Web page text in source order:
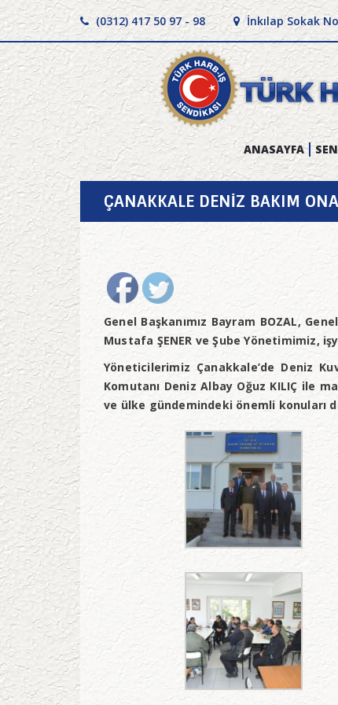
(0312) 417 50 97 - 98 İnkılap Sokak
ANASAYFA
ÇANAKKALE DENİZ BAKIM
Genel Başkanımız Bayram BOZAL,
Mustafa ŞENER ve Şube Yönetimimiz,
Yöneticilerimiz Çanakkale’de Deniz
Komutanı Deniz Albay Oğuz KILIÇ ile
ve ülke gündemindeki önemli konuları